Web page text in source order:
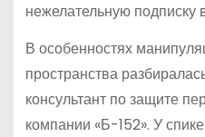
нежелательную подписку
В особенностях
пространства
консультант по защите
компании «Б-152». У